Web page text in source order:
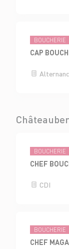
BOUCHERIE
CAP
BOUCHERIE
CHEF
CDI
BOUCHERIE
CHEF